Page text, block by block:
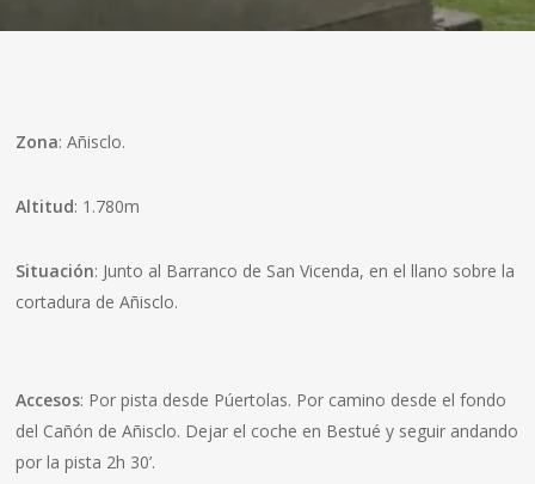
Zona: Añisclo.
Altitud: 1.780m
Situación: Junto al Barranco de San Vicenda, en el llano sobre la
cortadura de Añisclo.
Accesos: Por pista desde Púertolas. Por camino desde el fondo
del Cañón de Añisclo. Dejar el coche en Bestué y seguir andando
por la pista 2h 30’.